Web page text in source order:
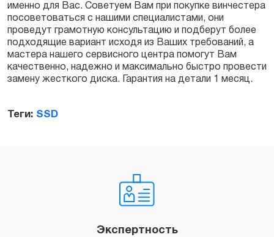
именно для Вас. Советуем Вам при покупке винчестера
посоветоваться с нашими специалистами, они
проведут грамотную консультацию и подберут более
подходящие вариант исходя из Ваших требований, а
мастера нашего сервисного центра помогут Вам
качественно, надежно и максимально быстро провести
замену жесткого диска. Гарантия на детали 1 месяц.
Теги: SSD
Экспертность